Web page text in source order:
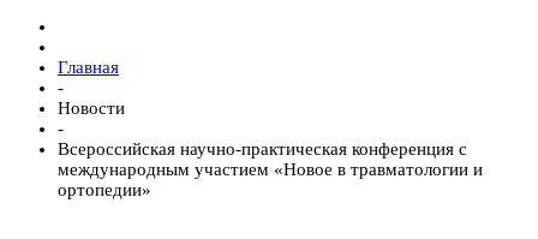
Главная
-
Новости
-
Всероссийская научно-практическая конференция с
международным участием «Новое в травматологии и
ортопедии»